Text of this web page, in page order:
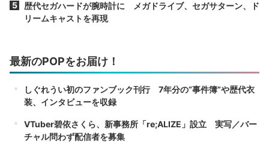
歴代セガハードが腕時計に メガドライブ、セガサターン、ド
リームキャストを再現
最新のPOPをお届け！
しぐれうい初のファンブック刊行 7年分の“事件簿”や歴代衣
装、インタビューを収録
VTuber碧依さくら、新事務所「re;ALIZE」設立 実写／バー
チャル問わず配信者を募集